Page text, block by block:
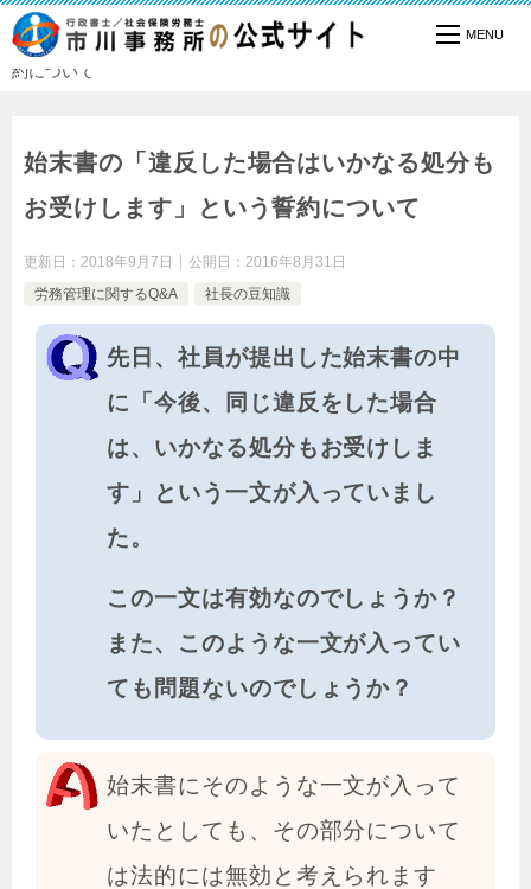
TOP 社長の豆知識
労務管理に関するQ&A
始末書の「違反した場合はいかなる処分もお受けします」という誓
約について
始末書の「違反した場合はいかなる処分も
お受けします」という誓約について
更新日： 2018年9月7日 公開日： 2016年8月31日
労務管理に関するQ&A
社長の豆知識
先日、社員が提出した始末書の中
に「今後、同じ違反をした場合
は、いかなる処分もお受けしま
す」という一文が入っていまし
た。
この一文は有効なのでしょうか？
また、このような一文が入ってい
ても問題ないのでしょうか？
始末書にそのような一文が入って
いたとしても、その部分について
は法的には無効と考えられます